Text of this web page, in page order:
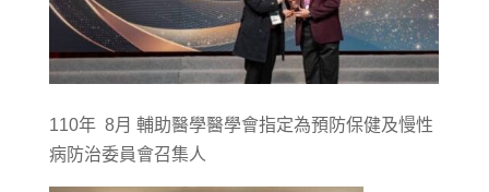
110年 8月 輔助醫學醫學會指定為預防保健及慢性
病防治委員會召集人